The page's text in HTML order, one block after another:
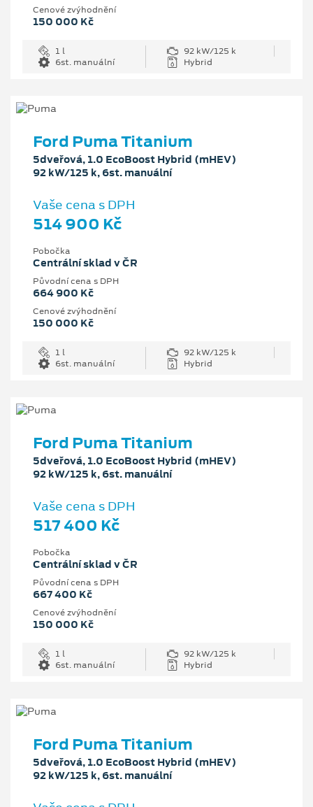
Cenové zvýhodnění
150 000 Kč
1 l
92 kW/125 k
6st. manuální
Hybrid
Ford Puma Titanium
5dveřová, 1.0 EcoBoost Hybrid (mHEV)
92 kW/125 k, 6st. manuální
Vaše cena s DPH
514 900 Kč
Pobočka
Centrální sklad v ČR
Původní cena s DPH
664 900 Kč
Cenové zvýhodnění
150 000 Kč
1 l
92 kW/125 k
6st. manuální
Hybrid
Ford Puma Titanium
5dveřová, 1.0 EcoBoost Hybrid (mHEV)
92 kW/125 k, 6st. manuální
Vaše cena s DPH
517 400 Kč
Pobočka
Centrální sklad v ČR
Původní cena s DPH
667 400 Kč
Cenové zvýhodnění
150 000 Kč
1 l
92 kW/125 k
6st. manuální
Hybrid
Ford Puma Titanium
5dveřová, 1.0 EcoBoost Hybrid (mHEV)
92 kW/125 k, 6st. manuální